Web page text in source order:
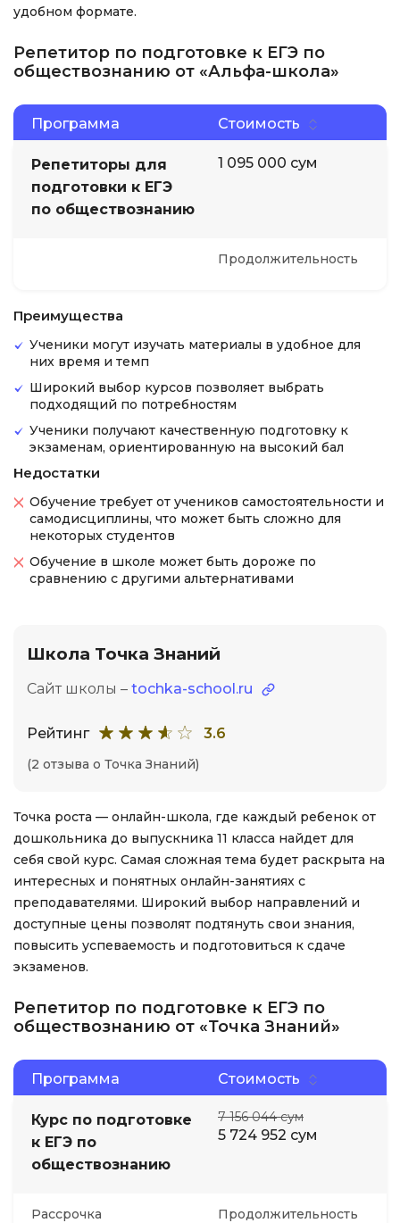
удобном формате.
Репетитор по подготовке к ЕГЭ по
обществознанию от «Альфа-школа»
Программа Стоимость
Репетиторы для
подготовки к ЕГЭ
по обществознанию
1 095 000 сум
Продолжительность
Преимущества
Ученики могут изучать материалы в удобное для
них время и темп
Широкий выбор курсов позволяет выбрать
подходящий по потребностям
Ученики получают качественную подготовку к
экзаменам, ориентированную на высокий бал
Недостатки
Обучение требует от учеников самостоятельности и
самодисциплины, что может быть сложно для
некоторых студентов
Обучение в школе может быть дороже по
сравнению с другими альтернативами
Школа Точка Знаний
Сайт школы – tochka-school.ru
Рейтинг 3.6
(2 отзыва о Точка Знаний)
Точка роста — онлайн-школа, где каждый ребенок от
дошкольника до выпускника 11 класса найдет для
себя свой курс. Самая сложная тема будет раскрыта на
интересных и понятных онлайн-занятиях с
преподавателями. Широкий выбор направлений и
доступные цены позволят подтянуть свои знания,
повысить успеваемость и подготовиться к сдаче
экзаменов.
Репетитор по подготовке к ЕГЭ по
обществознанию от «Точка Знаний»
Программа Стоимость
Курс по подготовке
к ЕГЭ по
обществознанию
7 156 044 сум
5 724 952 сум
Рассрочка
Продолжительность